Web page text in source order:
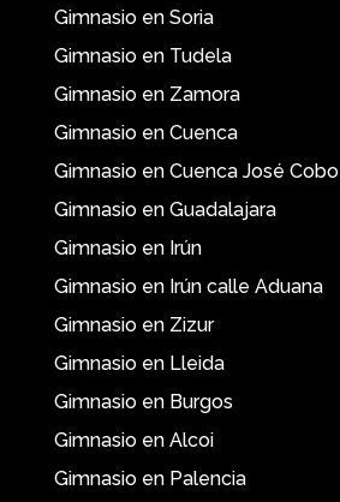
Gimnasio en Soria
Gimnasio en Tudela
Gimnasio en Zamora
Gimnasio en Cuenca
Gimnasio en Cuenca José Cobo
Gimnasio en Guadalajara
Gimnasio en Irún
Gimnasio en Irún calle Aduana
Gimnasio en Zizur
Gimnasio en Lleida
Gimnasio en Burgos
Gimnasio en Alcoi
Gimnasio en Palencia